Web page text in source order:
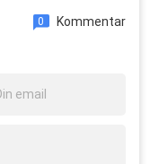
0 Kommentar